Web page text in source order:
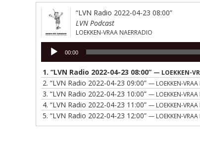
“LVN Radio 2022-04-23 08:00”
LVN Podcast
LOEKKEN-VRAA NAERRADIO
Lydafspiller
00:00
1. “LVN Radio 2022-04-23 08:00” — LOEKKEN-
2. “LVN Radio 2022-04-23 09:00” — LOEKKEN-VRAA
3. “LVN Radio 2022-04-23 10:00” — LOEKKEN-VRAA
4. “LVN Radio 2022-04-23 11:00” — LOEKKEN-VRAA
5. “LVN Radio 2022-04-23 12:00” — LOEKKEN-VRAA